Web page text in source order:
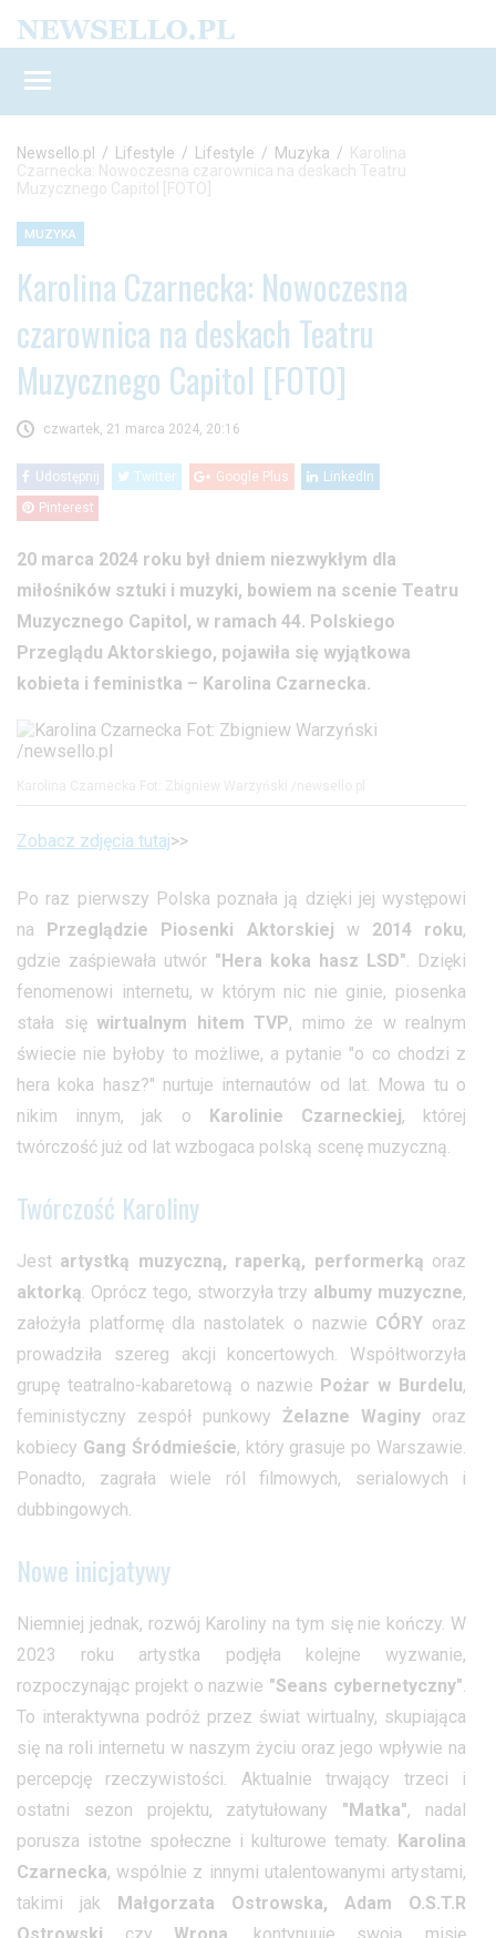
Newsello.pl / Lifestyle / Lifestyle / Muzyka /
Karolina
Czarnecka: Nowoczesna czarownica na deskach Teatru
Muzycznego Capitol [FOTO]
MUZYKA
Karolina Czarnecka: Nowoczesna
czarownica na deskach Teatru
Muzycznego Capitol [FOTO]
czwartek, 21 marca 2024, 20:16
Udostępnij Twitter Google Plus LinkedIn
Pinterest
20 marca 2024 roku był dniem niezwykłym dla
miłośników sztuki i muzyki, bowiem na scenie Teatru
Muzycznego Capitol, w ramach 44. Polskiego
Przeglądu Aktorskiego, pojawiła się wyjątkowa
kobieta i feministka – Karolina Czarnecka.
Zobacz zdjęcia tutaj>>
Po raz pierwszy Polska poznała ją dzięki jej występowi
na
Przeglądzie Piosenki Aktorskiej w 2014 roku,
gdzie zaśpiewała utwór "Hera koka hasz LSD". Dzięki
fenomenowi internetu, w którym nic nie ginie, piosenka
stała się wirtualnym hitem TVP, mimo że w realnym
świecie nie byłoby to możliwe, a pytanie "o co chodzi z
hera koka hasz?" nurtuje internautów od lat. Mowa tu o
nikim innym, jak o
Karolinie Czarneckiej, której
twórczość już od lat wzbogaca polską scenę muzyczną.
Twórczość Karoliny
Jest artystką muzyczną, raperką, performerką oraz
aktorką. Oprócz tego, stworzyła trzy albumy muzyczne,
założyła platformę dla nastolatek o nazwie CÓRY oraz
prowadziła szereg akcji koncertowych. Współtworzyła
grupę teatralno-kabaretową o nazwie Pożar w Burdelu,
feministyczny zespół punkowy Żelazne Waginy oraz
kobiecy Gang Śródmieście, który grasuje po Warszawie.
Ponadto, zagrała wiele ról filmowych, serialowych i
dubbingowych.
Nowe inicjatywy
Niemniej jednak, rozwój Karoliny na tym się nie kończy. W
2023 roku artystka podjęła kolejne wyzwanie,
rozpoczynając projekt o nazwie "Seans cybernetyczny".
To interaktywna podróż przez świat wirtualny, skupiająca
się na roli internetu w naszym życiu oraz jego wpływie na
percepcję rzeczywistości. Aktualnie trwający trzeci i
ostatni sezon projektu, zatytułowany "Matka", nadal
porusza istotne społeczne i kulturowe tematy. Karolina
Czarnecka, wspólnie z innymi utalentowanymi artystami,
takimi jak
Małgorzata Ostrowska, Adam O.S.T.R